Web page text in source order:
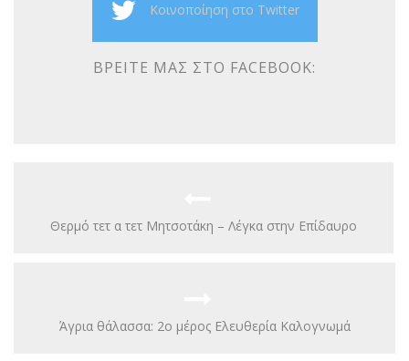
Κοινοποίηση στο Twitter
ΒΡΕΊΤΕ ΜΑΣ ΣΤΟ FACEBOOK:
Θερμό τετ α τετ Μητσοτάκη – Λέγκα στην Επίδαυρο
Άγρια θάλασσα: 2ο μέρος Ελευθερία Καλογνωμά